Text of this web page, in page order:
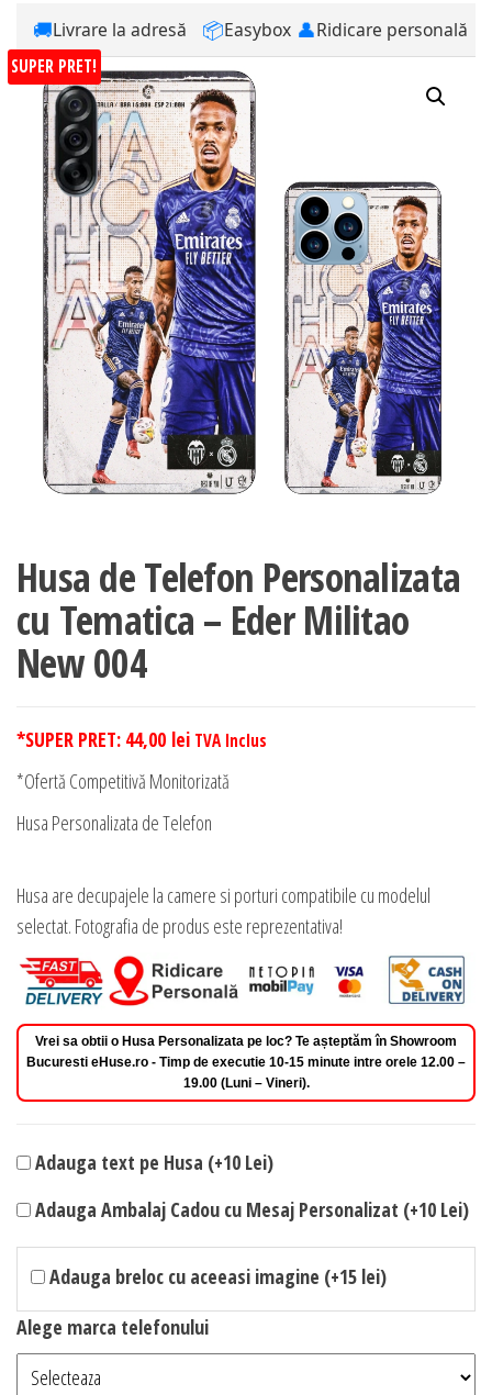
🚚Livrare la adresă 📦Easybox 👤Ridicare personală
SUPER PRET!
Husa de Telefon Personalizata
cu Tematica – Eder Militao
New 004
*SUPER PRET: 44,00 lei TVA Inclus
*Ofertă Competitivă Monitorizată
Husa Personalizata de Telefon
Husa are decupajele la camere si porturi compatibile cu modelul
selectat. Fotografia de produs este reprezentativa!
Vrei sa obtii o Husa Personalizata pe loc? Te așteptăm în Showroom
Bucuresti eHuse.ro - Timp de executie 10-15 minute intre orele 12.00 –
19.00 (Luni – Vineri).
Adauga text pe Husa (+10 Lei)
Adauga Ambalaj Cadou cu Mesaj Personalizat (+10 Lei)
Adauga breloc cu aceeasi imagine (+15 lei)
Alege marca telefonului